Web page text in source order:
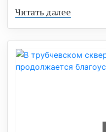
Читать далее